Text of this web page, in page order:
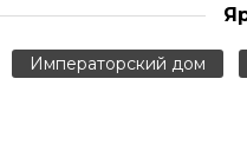
Императорский дом